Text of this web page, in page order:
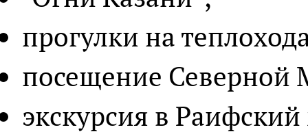
прогулки на
посещение Северной
экскурсия в